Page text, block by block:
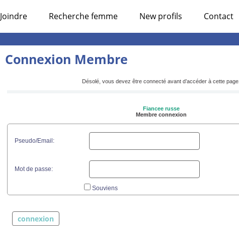
Joindre Recherche femme New profils Contact
Connexion Membre
Désolé, vous devez être connecté avant d’accéder à cette page.
Fiancee russe
Membre connexion
Pseudo/Email:
Mot de passe:
Souviens